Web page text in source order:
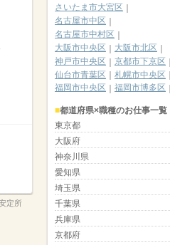
定所
さいたま市大宮区
名古屋市中区
名古屋市中村区
大阪市中央区
大阪市北区
神戸市中央区
京都市下京区
仙台市青葉区
札幌市中央区
福岡市中央区
福岡市博多区
都道府県×職種のお仕事一覧
東京都
大阪府
神奈川県
愛知県
埼玉県
千葉県
兵庫県
京都府